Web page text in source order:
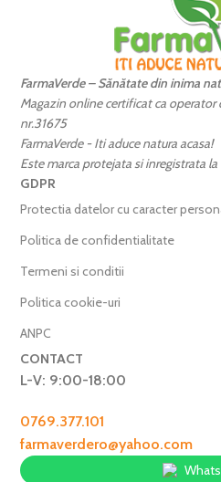
FarmaVerde – Sănătate din inima
Magazin online certificat ca operator
nr.31675
FarmaVerde - Iti aduce natura acasa!
Este marca protejata si inregistrata
GDPR
Protectia datelor cu caracter
Politica de confidentialitate
Termeni si conditii
Politica cookie-uri
ANPC
CONTACT
L-V: 9:00-18:00
0769.377.101
farmaverdero@yahoo.com